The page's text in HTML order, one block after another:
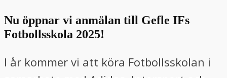
Nu öppnar vi anmälan till Gefle IFs
Fotbollsskola 2025!
I år kommer vi att köra Fotbollsskolan i